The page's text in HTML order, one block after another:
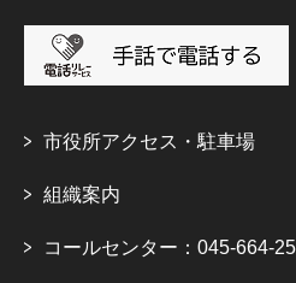
市役所アクセス・駐車場
組織案内
コールセンター：045-664-